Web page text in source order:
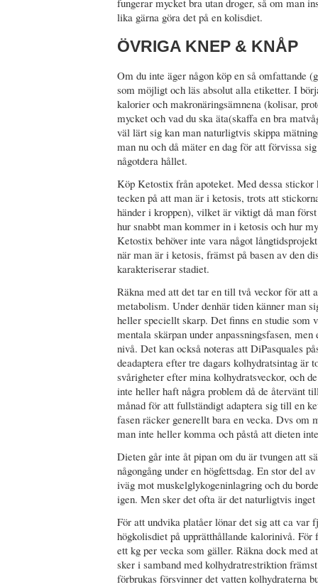
lika gärna göra det på en kolisdiet.
ÖVRIGA KNEP & KNÅP
Om du inte äger någon köp en så omfattande
som möjligt och läs absolut alla etiketter. I
kalorier och makronäringsämnena (kolisar,
mycket och vad du ska äta(skaffa en bra
väl lärt sig kan man naturligtvis skippa
man nu och då mäter en dag för att förvissa
någotdera hållet.
Köp Ketostix från apoteket. Med dessa
tecken på att man är i ketosis, trots att
händer i kroppen), vilket är viktigt då man
hur snabbt man kommer in i ketosis och hur
Ketostix behöver inte vara något
när man är i ketosis, främst på basen av den
karakteriserar stadiet.
Räkna med att det tar en till två veckor för att
metabolism. Under denhär tiden känner man
heller speciellt skarp. Det finns en studie som
mentala skärpan under anpassningsfasen,
nivå. Det kan också noteras att DiPasquales
deadaptera efter tre dagars kolhydratsintag är
svårigheter efter mina kolhydratsveckor, och
inte heller haft några problem då de återvänt
månad för att fullständigt adaptera sig till en
fasen räcker generellt bara en vecka. Dvs om
man inte heller komma och påstå att dieten
Dieten går inte åt pipan om du är tvungen att
någongång under en högfettsdag. En stor del
iväg mot muskelglykogeninlagring och du
igen. Men sker det ofta är det naturligtvis
För att undvika platåer lönar det sig att ca var
högkolisdiet på upprätthållande kalorinivå.
ett kg per vecka som gäller. Räkna dock med
sker i samband med kolhydratrestriktion
förbrukas försvinner det vatten kolhydraterna